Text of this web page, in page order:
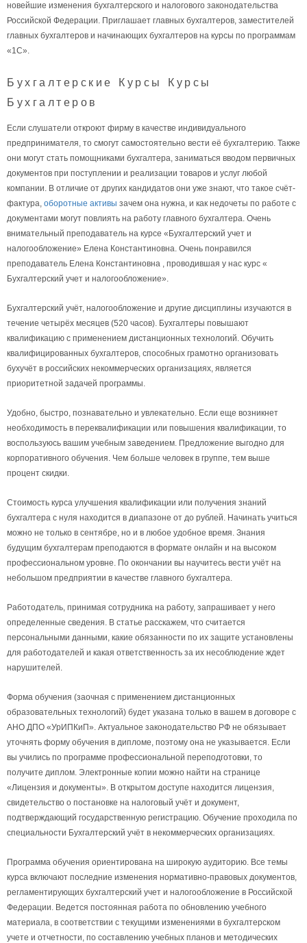
новейшие изменения бухгалтерского и налогового законодательства
Российской Федерации. Приглашает главных бухгалтеров, заместителей
главных бухгалтеров и начинающих бухгалтеров на курсы по программам
«1С».
Бухгалтерские Курсы Курсы
Бухгалтеров
Если слушатели откроют фирму в качестве индивидуального
предпринимателя, то смогут самостоятельно вести её бухгалтерию. Также
они могут стать помощниками бухгалтера, заниматься вводом первичных
документов при поступлении и реализации товаров и услуг любой
компании. В отличие от других кандидатов они уже знают, что такое счёт-
фактура, оборотные активы зачем она нужна, и как недочеты по работе с
документами могут повлиять на работу главного бухгалтера. Очень
внимательный преподаватель на курсе «Бухгалтерский учет и
налогообложение» Елена Константиновна. Очень понравился
преподаватель Елена Константиновна , проводившая у нас курс «
Бухгалтерский учет и налогообложение».
Бухгалтерский учёт, налогообложение и другие дисциплины изучаются в
течение четырёх месяцев (520 часов). Бухгалтеры повышают
квалификацию с применением дистанционных технологий. Обучить
квалифицированных бухгалтеров, способных грамотно организовать
бухучёт в российских некоммерческих организациях, является
приоритетной задачей программы.
Удобно, быстро, познавательно и увлекательно. Если еще возникнет
необходимость в переквалификации или повышения квалификации, то
воспользуюсь вашим учебным заведением. Предложение выгодно для
корпоративного обучения. Чем больше человек в группе, тем выше
процент скидки.
Стоимость курса улучшения квалификации или получения знаний
бухгалтера с нуля находится в диапазоне от до рублей. Начинать учиться
можно не только в сентябре, но и в любое удобное время. Знания
будущим бухгалтерам преподаются в формате онлайн и на высоком
профессиональном уровне. По окончании вы научитесь вести учёт на
небольшом предприятии в качестве главного бухгалтера.
Работодатель, принимая сотрудника на работу, запрашивает у него
определенные сведения. В статье расскажем, что считается
персональными данными, какие обязанности по их защите установлены
для работодателей и какая ответственность за их несоблюдение ждет
нарушителей.
Форма обучения (заочная с применением дистанционных
образовательных технологий) будет указана только в вашем в договоре с
АНО ДПО «УрИПКиП». Актуальное законодательство РФ не обязывает
уточнять форму обучения в дипломе, поэтому она не указывается. Если
вы учились по программе профессиональной переподготовки, то
получите диплом. Электронные копии можно найти на странице
«Лицензия и документы». В открытом доступе находится лицензия,
свидетельство о постановке на налоговый учёт и документ,
подтверждающий государственную регистрацию. Обучение проходила по
специальности Бухгалтерский учёт в некоммерческих организациях.
Программа обучения ориентирована на широкую аудиторию. Все темы
курса включают последние изменения нормативно-правовых документов,
регламентирующих бухгалтерский учет и налогообложение в Российской
Федерации. Ведется постоянная работа по обновлению учебного
материала, в соответствии с текущими изменениями в бухгалтерском
учете и отчетности, по составлению учебных планов и методических